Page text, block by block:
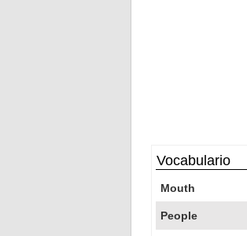
Vocabulario
Mouth
People